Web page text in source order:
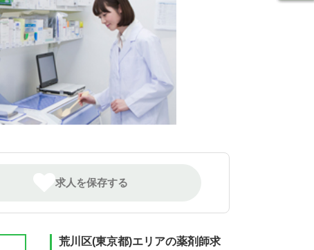
求人を保存する
荒川区(東京都)エリアの薬剤師求